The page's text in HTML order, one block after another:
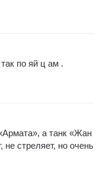
по яй ц ам .
а танк «Жан
стреляет, но очень